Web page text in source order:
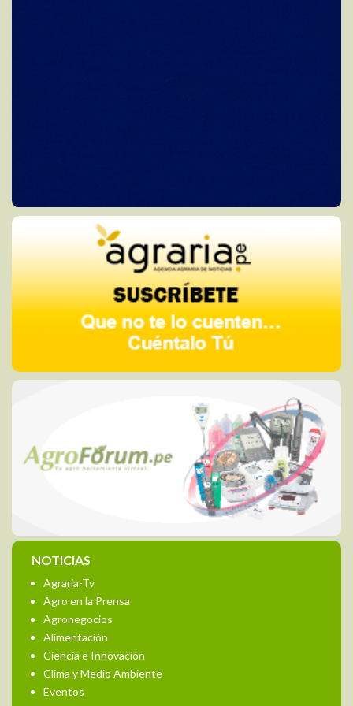
NOTICIAS
Agraria-Tv
Agro en la Prensa
Agronegocios
Alimentación
Ciencia e Innovación
Clima y Medio Ambiente
Eventos